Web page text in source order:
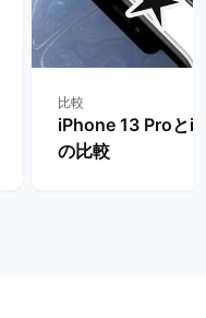
比較
iPhone 13 Proと
の比較